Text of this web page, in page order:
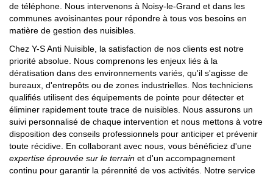
de téléphone. Nous intervenons à Noisy-le-Grand et dans les
communes avoisinantes pour répondre à tous vos besoins en
matière de gestion des nuisibles.
Chez Y-S Anti Nuisible, la satisfaction de nos clients est notre
priorité absolue. Nous comprenons les enjeux liés à la
dératisation dans des environnements variés, qu'il s'agisse de
bureaux, d'entrepôts ou de zones industrielles. Nos techniciens
qualifiés utilisent des équipements de pointe pour détecter et
éliminer rapidement toute trace de nuisibles. Nous assurons un
suivi personnalisé de chaque intervention et nous mettons à votre
disposition des conseils professionnels pour anticiper et prévenir
toute récidive. En collaborant avec nous, vous bénéficiez d'une
expertise éprouvée sur le terrain et d'un accompagnement
continu pour garantir la pérennité de vos activités. Notre service